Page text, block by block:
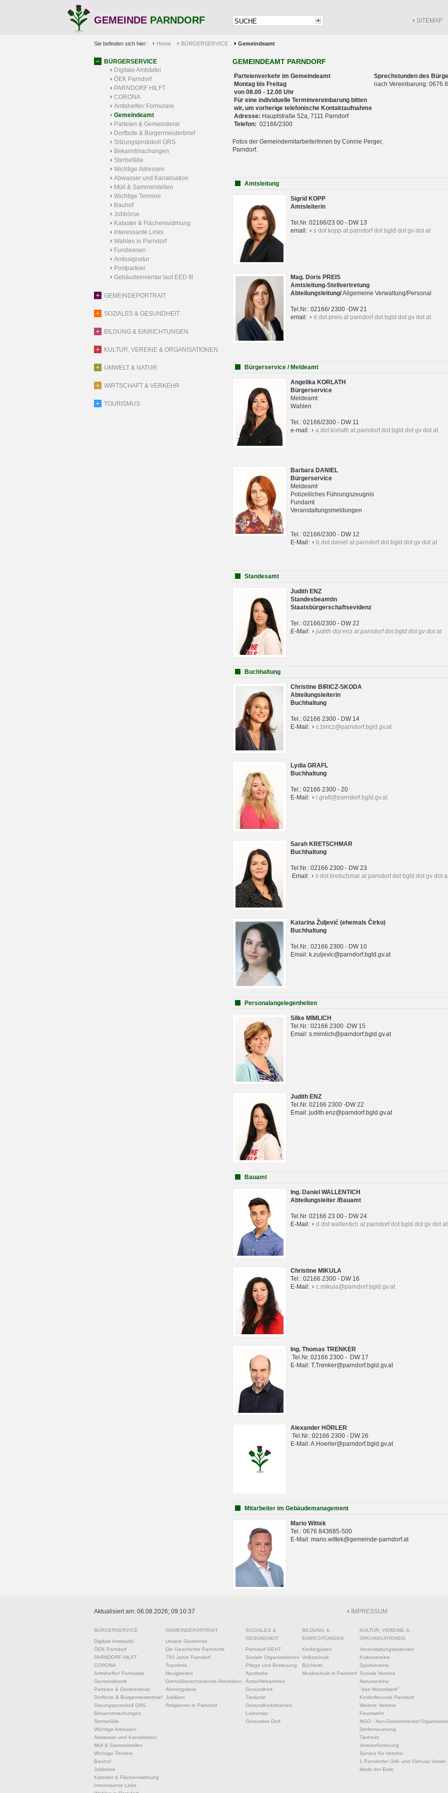
GEMEINDE PARNDORF SITEMAP
Sie befinden sich hier: Home BÜRGERSERVICE Gemeindeamt
BÜRGERSERVICE
Digitale Amtstafel
ÖEK Parndorf
PARNDORF HILFT
CORONA
Amtshelfer/ Formulare
Gemeindeamt
Parteien & Gemeinderat
Dorfbote & Bürgermeisterbrief
Sitzungsprotokoll GRS
Bekanntmachungen
Sterbefälle
Wichtige Adressen
Abwasser und Kanalisation
Müll & Sammelstellen
Wichtige Termine
Bauhof
Jobbörse
Kataster & Flächenwidmung
Interessante Links
Wahlen in Parndorf
Fundwesen
Amtssignatur
Postpartner
Gebäudeinventar laut EED III
GEMEINDEPORTRAIT
SOZIALES & GESUNDHEIT
BILDUNG & EINRICHTUNGEN
KULTUR, VEREINE & ORGANISATIONEN
UMWELT & NATUR
WIRTSCHAFT & VERKEHR
TOURISMUS
GEMEINDEAMT PARNDORF
Parteienverkehr im Gemeindeamt
Montag bis Freitag
von 08.00 - 12.00 Uhr
Für eine individuelle Terminvereinbarung bitten
wir, um vorherige telefonische Kontaktaufnahme
Adresse: Hauptstraße 52a, 7111 Parndorf
Telefon: 02166/2300
Sprechstunden des
nach Vereinbarung: 0676
Fotos der GemeindemitarbeiterInnen by Connie Perger,
Parndorf.
Amtsleitung
Sigrid KOPP
Amtsleiterin
Tel.Nr. 02166/23 00 - DW 13
email:
s dot kopp at parndorf dot bgld dot gv dot at
Mag. Doris PREIS
Amtsleitung-Stellvertretung
Abteilungsleitung/Allgemeine Verwaltung/Personal
Tel.Nr.: 02166/ 2300 -DW 21
email:
d dot preis at parndorf dot bgld dot gv dot at
Bürgerservice / Meldeamt
Angelika KORLATH
Bürgerservice
Meldeamt
Wahlen
Tel.: 02166/2300 - DW 11
e-mail:
a dot korlath at parndorf dot bgld dot gv dot at
Barbara DANIEL
Bürgerservice
Meldeamt
Polizeiliches Führungszeugnis
Fundamt
Veranstaltungsmeldungen
Tel.: 02166/2300 - DW 12
E-Mail:
b dot daniel at parndorf dot bgld dot gv dot at
Standesamt
Judith ENZ
Standesbeamtin
Staatsbürgerschaftsevidenz
Tel.: 02166/2300 - DW 22
E-Mail:
judith dot enz at parndorf dot bgld dot gv dot at
Buchhaltung
Christine BIRICZ-SKODA
Abteilungsleiterin
Buchhaltung
Tel.: 02166 2300 - DW 14
E-Mail:
c.biricz@parndorf.bgld.gv.at
Lydia GRAFL
Buchhaltung
Tel.: 02166 2300 - 20
E-Mail:
l.grafl@parndorf.bgld.gv.at
Sarah KRETSCHMAR
Buchhaltung
Tel:Nr.: 02166 2300 - DW 23
Email:
s dot kretschmar at parndorf dot bgld dot gv dot
Katarina Žuljević (ehemals Čirko)
Buchhaltung
Tel.Nr.: 02166 2300 - DW 10
Email: k.zuljevic@parndorf.bgld.gv.at
Personalangelegenheiten
Silke MIMLICH
Tel.Nr.: 02166 2300 -DW 15
Email: s.mimlich@parndorf.bgld.gv.at
Judith ENZ
Tel.Nr. 02166 2300 -DW 22
Email: judith.enz@parndorf.bgld.gv.at
Bauamt
Ing. Daniel WALLENTICH
Abteilungsleiter /Bauamt
Tel.Nr. 02166 23 00 - DW 24
E-Mail:
d dot wallentich at parndorf dot bgld dot gv dot at
Christine MIKULA
Tel.: 02166 2300 - DW 16
E-Mail:
c.mikula@parndorf.bgld.gv.at
Ing. Thomas TRENKER
Tel.Nr. 02166 2300 - DW 17
E-Mail: T.Trenker@parndorf.bgld.gv.at
Alexander HÖRLER
Tel.Nr.: 02166 2300 - DW 26
E-Mail: A.Hoerler@parndorf.bgld.gv.at
Mitarbeiter im Gebäudemanagement
Mario Wittek
Tel.: 0676 843685-500
E-Mail: mario.wittek@gemeinde-parndorf.at
Aktualisiert am: 06.08.2026; 09:10:37 IMPRESSUM
BÜRGERSERVICE
Digitale Amtstafel
ÖEK Parndorf
PARNDORF HILFT
CORONA
Amtshelfer/ Formulare
Gemeindeamt
Parteien & Gemeinderat
Dorfbote & Bürgermeisterbrief
Sitzungsprotokoll GRS
Bekanntmachungen
Sterbefälle
Wichtige Adressen
Abwasser und Kanalisation
Müll & Sammelstellen
Wichtige Termine
Bauhof
Jobbörse
Kataster & Flächenwidmung
Interessante Links
GEMEINDEPORTRAIT
Unsere Gemeinde
Die Geschichte Parndorfs
750 Jahre Parndorf
Topothek
Neuigkeiten
Grenzüberschreitende Aktivitäten
Ahnengalerie
Jubiläen
Religionen in Parndorf
SOZIALES &
GESUNDHEIT
Parndorf GEHT
Soziale Organisationen
Pflege und Betreuung
Apotheke
Ärzte/Hebammen
Gesundheit
Tierärzte
Gesundheitsthemen
Leihomas
Gesundes Dorf
BILDUNG &
EINRICHTUNGEN
Kindergärten
Volksschule
Bücherei
Musikschule in Parndorf
KULTUR, VEREINE &
ORGANISATIONEN
Veranstaltungskalender
Kulturvereine
Sportvereine
Soziale Vereine
Naturvereine
"das Wurzelwerk"
Kinderfreunde Parndorf
Weitere Vereine
Feuerwehr
NGO - Non-Governmental
Dorferneuerung
Tierheim
Vereinsförderung
Service für Vereine
1.Parndorfer Grill- und Genuss Verein
Markt der Erde